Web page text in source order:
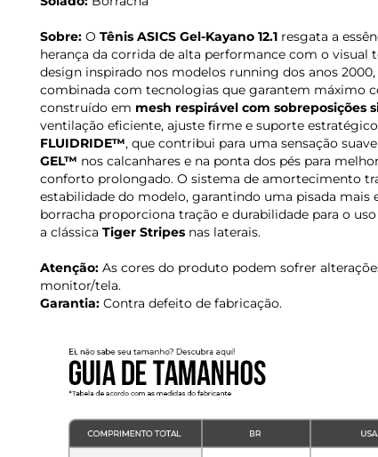
Sobre: O Tênis ASICS Gel-Kayano 12.1 resgata a
herança da corrida de alta performance com o visual
design inspirado nos modelos running dos anos
combinada com tecnologias que garantem máximo
construído em mesh respirável com sobreposições
ventilação eficiente, ajuste firme e suporte
FLUIDRIDE™, que contribui para uma sensação
GEL™ nos calcanhares e na ponta dos pés para
conforto prolongado. O sistema de amortecimento
estabilidade do modelo, garantindo uma pisada mais
borracha proporciona tração e durabilidade para o
a clássica Tiger Stripes nas laterais.
Atenção: As cores do produto podem sofrer
monitor/tela.
Garantia: Contra defeito de fabricação.